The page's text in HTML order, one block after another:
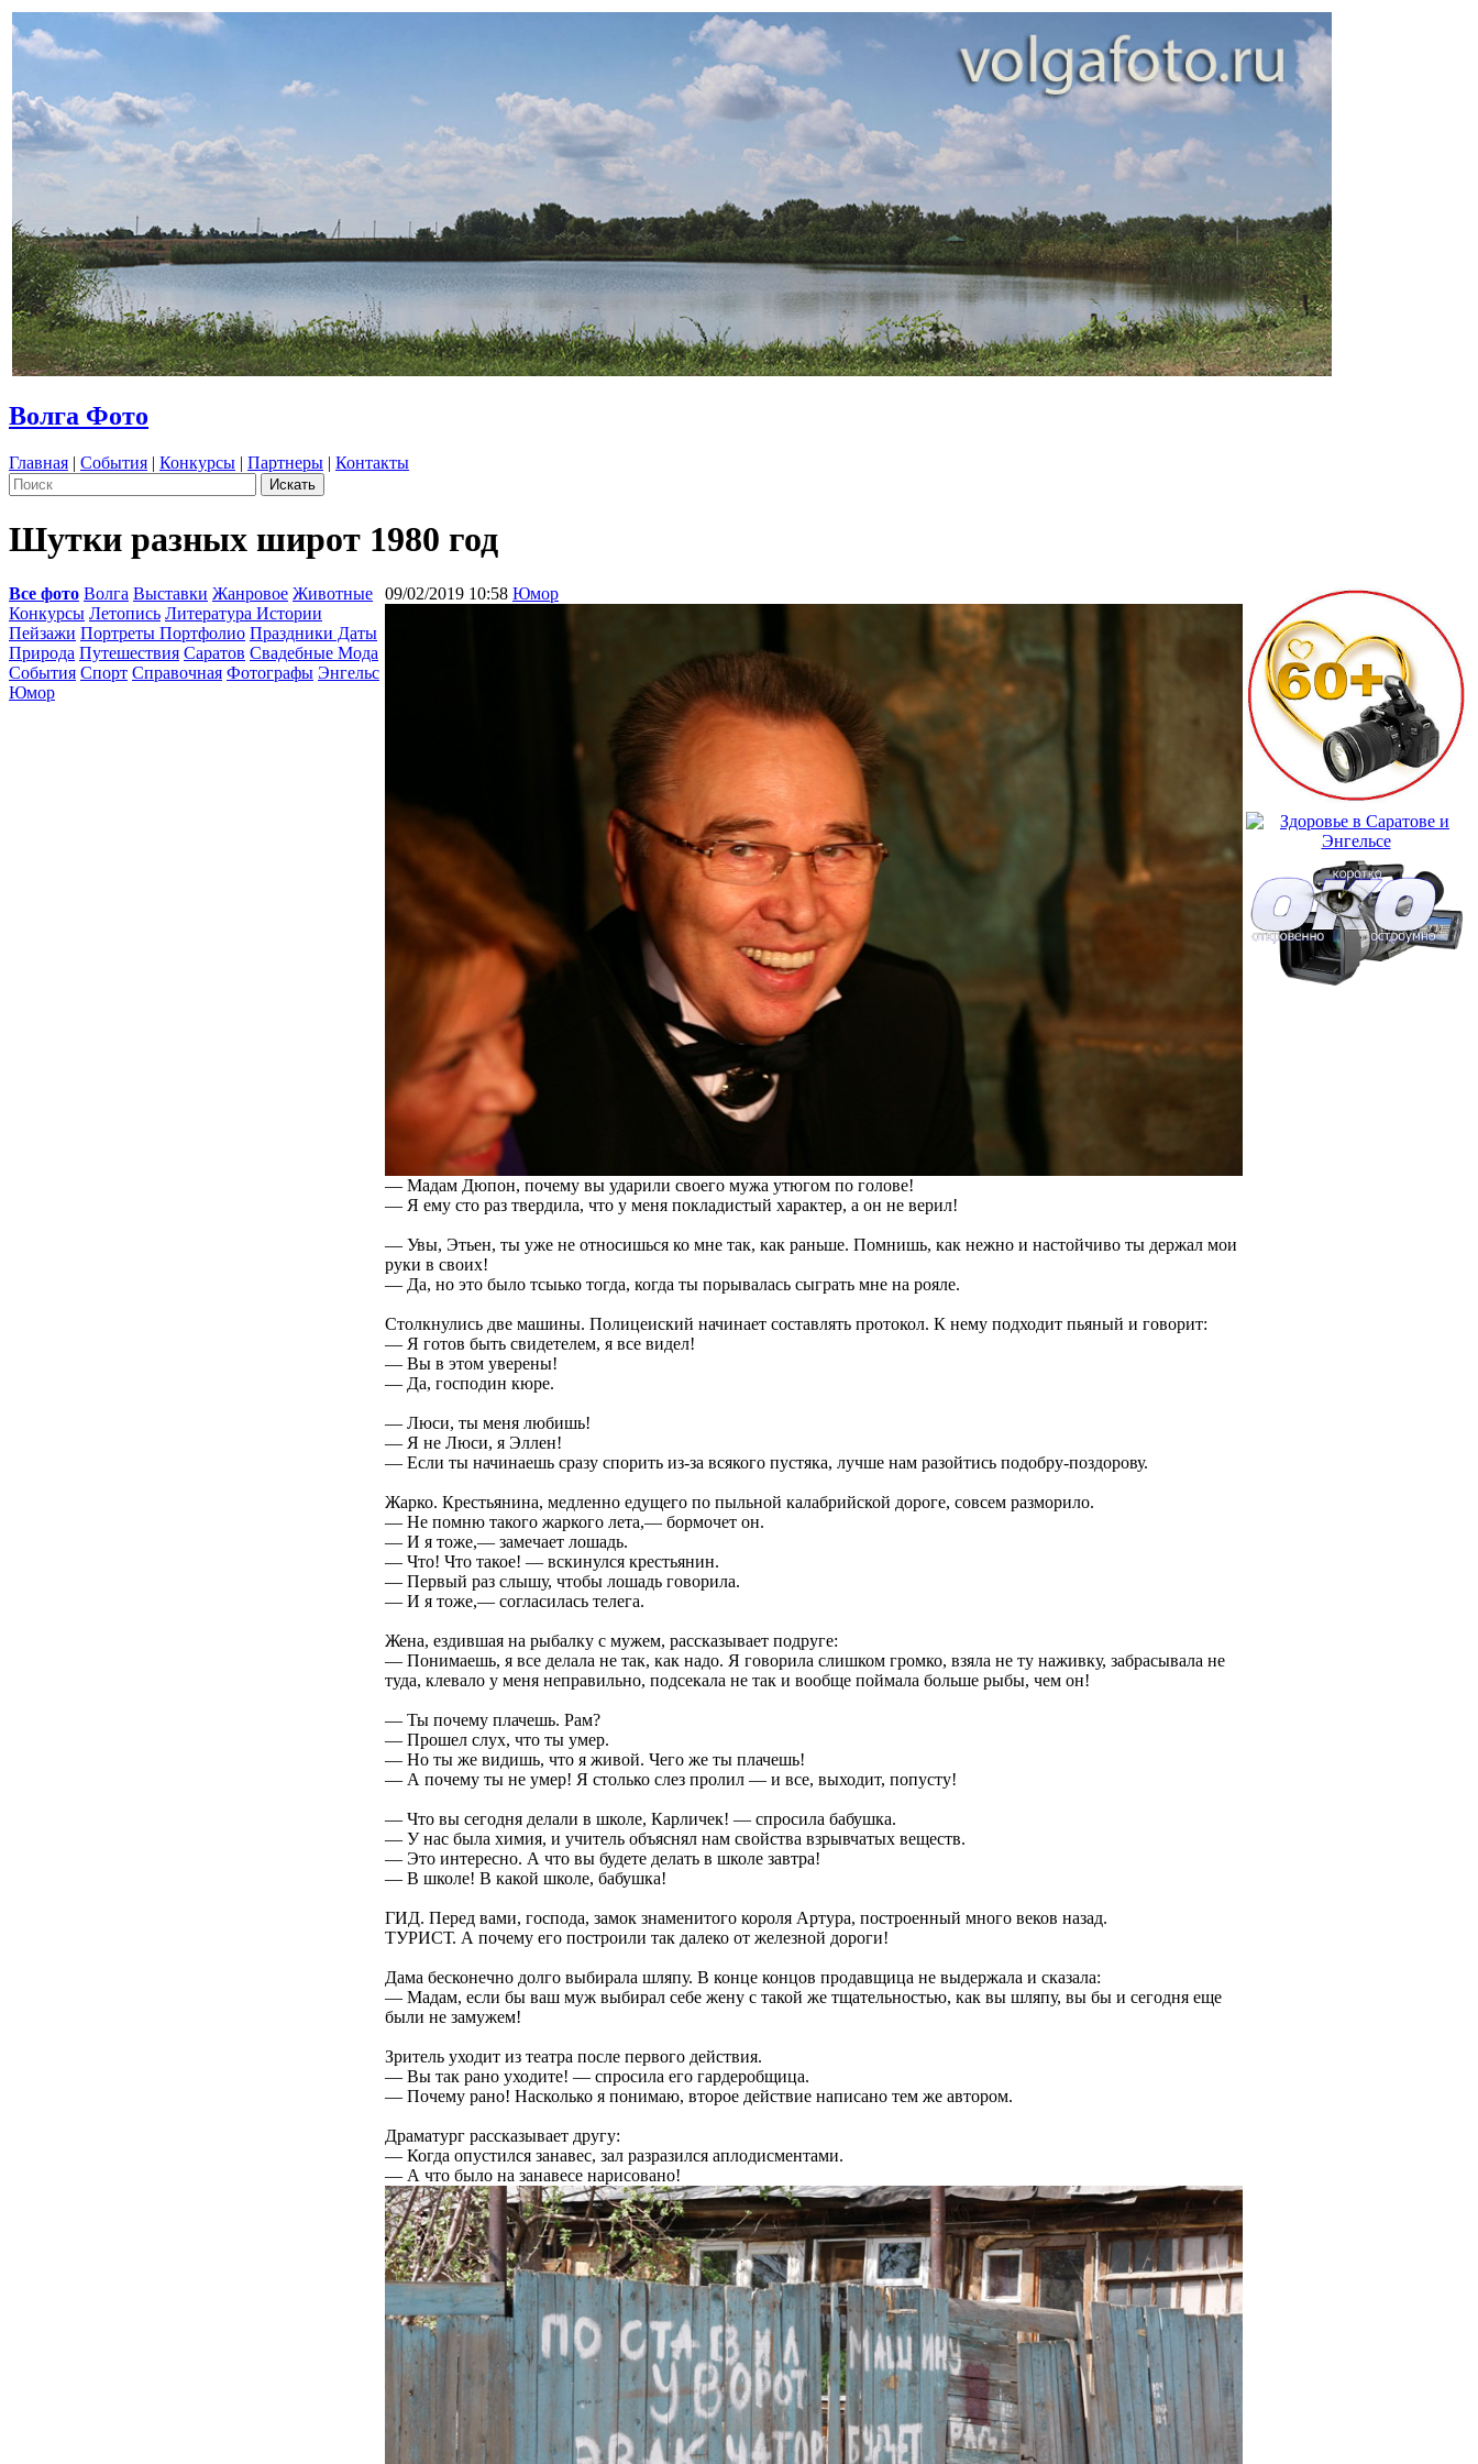
Волга Фото
Главная | События | Конкурсы | Партнеры | Контакты
Шутки разных широт 1980 год
Все фото Волга Выставки Жанровое Животные
Конкурсы Летопись Литература Истории
Пейзажи Портреты Портфолио Праздники Даты
Природа Путешествия Саратов Свадебные Мода
События Спорт Справочная Фотографы Энгельс
Юмор
09/02/2019 10:58 Юмор
— Мадам Дюпон, почему вы ударили своего мужа утюгом по голове!
— Я ему сто раз твердила, что у меня покладистый характер, а он не верил!
— Увы, Этьен, ты уже не относишься ко мне так, как раньше. Помнишь, как нежно и настойчиво ты держал мои
руки в своих!
— Да, но это было тсыько тогда, когда ты порывалась сыграть мне на рояле.
Столкнулись две машины. Полицеиский начинает составлять протокол. К нему подходит пьяный и говорит:
— Я готов быть свидетелем, я все видел!
— Вы в этом уверены!
— Да, господин кюре.
— Люси, ты меня любишь!
— Я не Люси, я Эллен!
— Если ты начинаешь сразу спорить из-за всякого пустяка, лучше нам разойтись подобру-поздорову.
Жарко. Крестьянина, медленно едущего по пыльной калабрийской дороге, совсем разморило.
— Не помню такого жаркого лета,— бормочет он.
— И я тоже,— замечает лошадь.
— Что! Что такое! — вскинулся крестьянин.
— Первый раз слышу, чтобы лошадь говорила.
— И я тоже,— согласилась телега.
Жена, ездившая на рыбалку с мужем, рассказывает подруге:
— Понимаешь, я все делала не так, как надо. Я говорила слишком громко, взяла не ту наживку, забрасывала не
туда, клевало у меня неправильно, подсекала не так и вообще поймала больше рыбы, чем он!
— Ты почему плачешь. Рам?
— Прошел слух, что ты умер.
— Но ты же видишь, что я живой. Чего же ты плачешь!
— А почему ты не умер! Я столько слез пролил — и все, выходит, попусту!
— Что вы сегодня делали в школе, Карличек! — спросила бабушка.
— У нас была химия, и учитель объяснял нам свойства взрывчатых веществ.
— Это интересно. А что вы будете делать в школе завтра!
— В школе! В какой школе, бабушка!
ГИД. Перед вами, господа, замок знаменитого короля Артура, построенный много веков назад.
ТУРИСТ. А почему его построили так далеко от железной дороги!
Дама бесконечно долго выбирала шляпу. В конце концов продавщица не выдержала и сказала:
— Мадам, если бы ваш муж выбирал себе жену с такой же тщательностью, как вы шляпу, вы бы и сегодня еще
были не замужем!
Зритель уходит из театра после первого действия.
— Вы так рано уходите! — спросила его гардеробщица.
— Почему рано! Насколько я понимаю, второе действие написано тем же автором.
Драматург рассказывает другу:
— Когда опустился занавес, зал разразился аплодисментами.
— А что было на занавесе нарисовано!